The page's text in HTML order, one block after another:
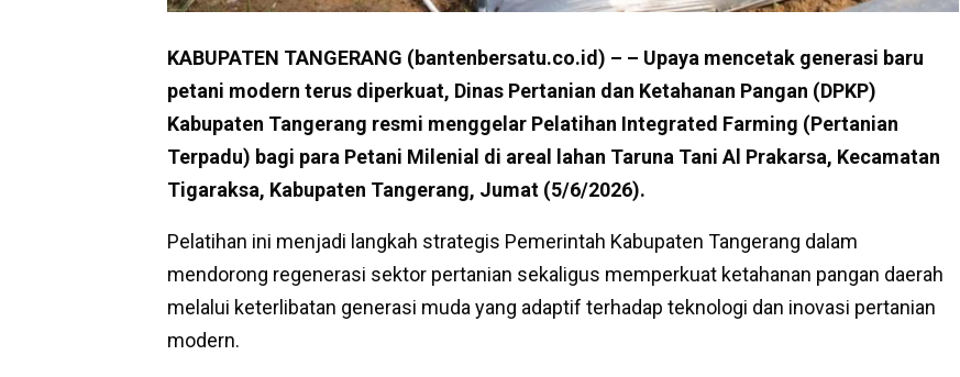
KABUPATEN TANGERANG (bantenbersatu.co.id) – – Upaya mencetak generasi baru
petani modern terus diperkuat, Dinas Pertanian dan Ketahanan Pangan (DPKP)
Kabupaten Tangerang resmi menggelar Pelatihan Integrated Farming (Pertanian
Terpadu) bagi para Petani Milenial di areal lahan Taruna Tani Al Prakarsa, Kecamatan
Tigaraksa, Kabupaten Tangerang, Jumat (5/6/2026).
Pelatihan ini menjadi langkah strategis Pemerintah Kabupaten Tangerang dalam
mendorong regenerasi sektor pertanian sekaligus memperkuat ketahanan pangan daerah
melalui keterlibatan generasi muda yang adaptif terhadap teknologi dan inovasi pertanian
modern.